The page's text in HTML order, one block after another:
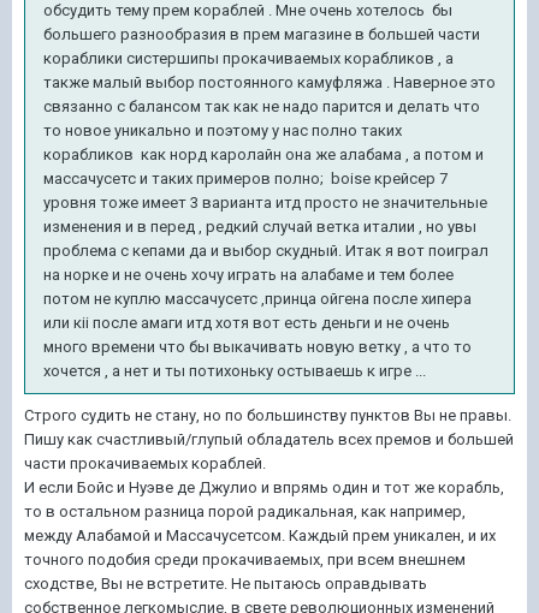
обсудить тему прем кораблей . Мне очень хотелось бы
большего разнообразия в прем магазине в большей части
кораблики систершипы прокачиваемых корабликов , а
также малый выбор постоянного камуфляжа . Наверное это
связанно с балансом так как не надо парится и делать что
то новое уникально и поэтому у нас полно таких
корабликов как норд каролайн она же алабама , а потом и
массачусетс и таких примеров полно; boise крейсер 7
уровня тоже имеет 3 варианта итд просто не значительные
изменения и в перед , редкий случай ветка италии , но увы
проблема с кепами да и выбор скудный. Итак я вот поиграл
на норке и не очень хочу играть на алабаме и тем более
потом не куплю массачусетс ,принца ойгена после хипера
или кii после амаги итд хотя вот есть деньги и не очень
много времени что бы выкачивать новую ветку , а что то
хочется , а нет и ты потихоньку остываешь к игре ...
Строго судить не стану, но по большинству пунктов Вы не правы.
Пишу как счастливый/глупый обладатель всех премов и большей
части прокачиваемых кораблей.
И если Бойс и Нуэве де Джулио и впрямь один и тот же корабль,
то в остальном разница порой радикальная, как например,
между Алабамой и Массачусетсом. Каждый прем уникален, и их
точного подобия среди прокачиваемых, при всем внешнем
сходстве, Вы не встретите. Не пытаюсь оправдывать
собственное легкомыслие, в свете революционных изменений